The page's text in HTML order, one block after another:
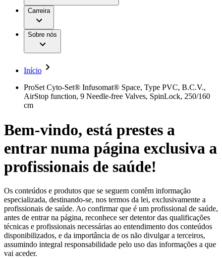
Aesculap Academy
Contentores Estéreis
Motores Cirúrgicos
Oncologia
Prevenção e Controlo de Infeções
Retenção Urinária e Urologia
Suturas e Especialidades Cirúrgicas
Terapia da Dor
Terapias de Infusão
Tratamento de Feridas
Tratamento de Sangue Extracorporal
Soluções
Terapias
Patologias e Cuidados
Serviços
Cuidados Domiciliários
Coordenamos os seus cuidados médicos quando recebe alta
do hospital. Para mais informações, visite a nossa página de
cuidados domiciliários.
Trabalhar na B. Braun
Oportunidades de emprego
A nossa cultura
Descubra as tuas oportunidades de carreira na B. Braun.
Pesquise no nosso mercado de trabalho global por perfis de
trabalho interessantes.
Centro de Inovação
Responsabilidade
Acesso aos Cuidados de Saúde
Media
Contactos
Formulário de Contacto
Localizações
Empresa
Responsabilidade
Media
Contactos
Carreira
Sobre nós
Início
ProSet Cyto-Set® Infusomat® Space, Type PVC, B.C.V.,
AirStop function, 9 Needle-free Valves, SpinLock, 250/160
cm
Bem-vindo, está prestes a
entrar numa página exclusiva a
profissionais de saúde!
Os conteúdos e produtos que se seguem contêm informação
especializada, destinando-se, nos termos da lei, exclusivamente a
profissionais de saúde. Ao confirmar que é um profissional de saúde,
antes de entrar na página, reconhece ser detentor das qualificações
técnicas e profissionais necessárias ao entendimento dos conteúdos
disponibilizados, e da importância de os não divulgar a terceiros,
assumindo integral responsabilidade pelo uso das informações a que
vai aceder.